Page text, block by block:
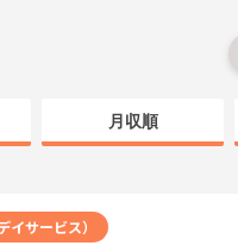
月収順
イサービス）